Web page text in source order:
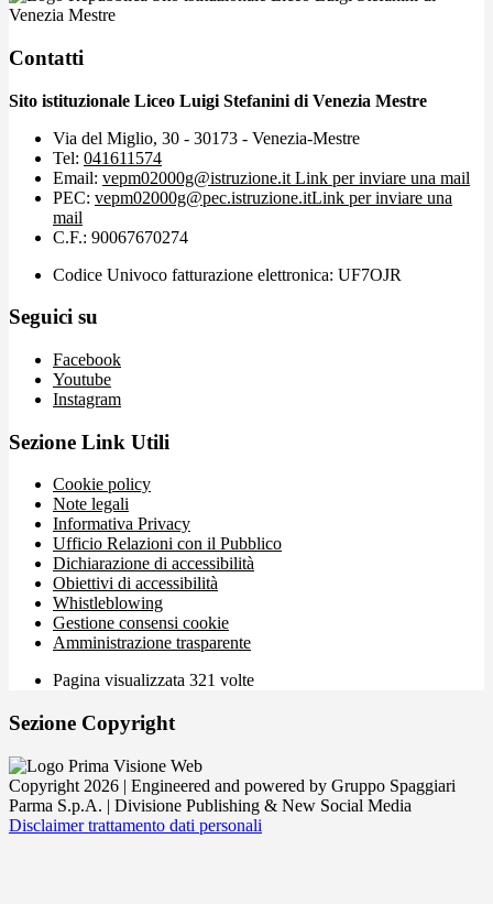
Venezia Mestre
Contatti
Sito istituzionale Liceo Luigi Stefanini di Venezia Mestre
Via del Miglio, 30 - 30173 - Venezia-Mestre
Tel: 041611574
Email: vepm02000g@istruzione.it Link per inviare una mail
PEC: vepm02000g@pec.istruzione.itLink per inviare una
mail
C.F.: 90067670274
Codice Univoco fatturazione elettronica: UF7OJR
Seguici su
Facebook
Youtube
Instagram
Sezione Link Utili
Cookie policy
Note legali
Informativa Privacy
Ufficio Relazioni con il Pubblico
Dichiarazione di accessibilità
Obiettivi di accessibilità
Whistleblowing
Gestione consensi cookie
Amministrazione trasparente
Pagina visualizzata 321 volte
Sezione Copyright
Copyright 2026 | Engineered and powered by Gruppo Spaggiari
Parma S.p.A. | Divisione Publishing & New Social Media
Disclaimer trattamento dati personali